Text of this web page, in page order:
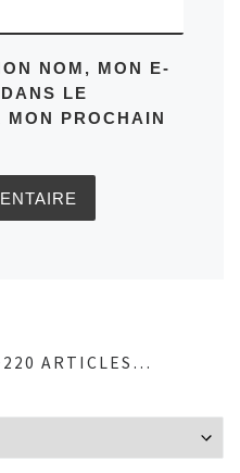
NOM, MON E-
LE
MON PROCHAIN
ARTICLES…